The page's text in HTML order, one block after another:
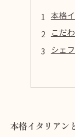
本格
こだ
シェ
家庭
本格イタリアン